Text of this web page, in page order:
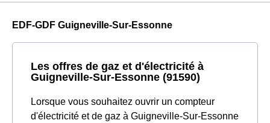
EDF-GDF Guigneville-Sur-Essonne
Les offres de gaz et d'électricité à
Guigneville-Sur-Essonne (91590)
Lorsque vous souhaitez ouvrir un compteur
d'électricité et de gaz à Guigneville-Sur-Essonne